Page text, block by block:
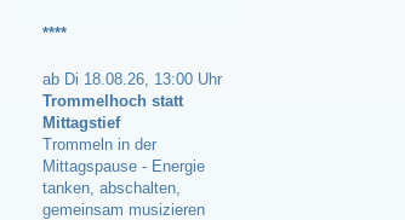
****
ab Di 18.08.26, 13:00 Uhr
Trommelhoch statt
Mittagstief
Trommeln in der
Mittagspause - Energie
tanken, abschalten,
gemeinsam musizieren